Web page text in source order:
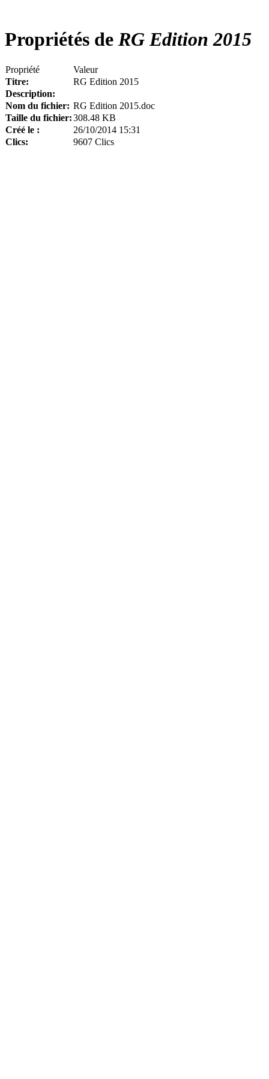
Propriétés de RG Edition 2015
Propriété
Valeur
Titre:
RG Edition 2015
Description:
Nom du fichier: RG Edition 2015.doc
Taille du fichier:308.48 KB
Créé le :
26/10/2014 15:31
Clics:
9607 Clics